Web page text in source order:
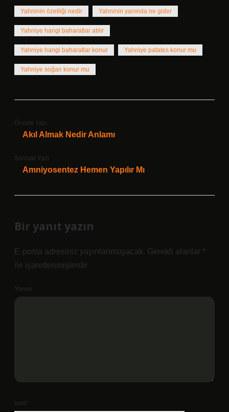
Yahninin özelliği nedir Yahninin yanında ne gider
Yahniye hangi baharatlar atılır
Yahniye hangi baharatlar konur Yahniye patates konur mu
Yahniye soğan konur mu
Önceki Yazı
Akıl Almak Nedir Anlamı
Sonraki Yazı
Amniyosentez Hemen Yapılır Mı
Bir yanıt yazın
E-posta adresiniz yayınlanmayacak. Gerekli alanlar *
ile işaretlenmişlerdir
Yorum
İsim*